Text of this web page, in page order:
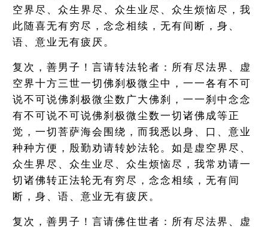
空界尽、众生界尽、众生业尽、众生烦恼尽，我
此随喜无有穷尽，念念相续，无有间断，身、
语、意业无有疲厌。
复次，善男子！言请转法轮者：所有尽法界、虚
空界十方三世一切佛刹极微尘中，一一各有不可
说不可说佛刹极微尘数广大佛刹，一一刹中念念
有不可说不可说佛刹极微尘数一切诸佛成等正
觉，一切菩萨海会围绕，而我悉以身、口、意业
种种方便，殷勤劝请转妙法轮。如是虚空界尽、
众生界尽、众生业尽、众生烦恼尽，我常劝请一
切诸佛转正法轮无有穷尽，念念相续，无有间
断，身、语、意业无有疲厌。
复次，善男子！言请佛住世者：所有尽法界、虚